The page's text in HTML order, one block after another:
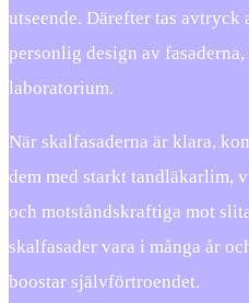
utseende. Därefter tas avtryck
personlig design av
laboratorium.
När skalfasaderna är klara,
dem med starkt tandläkarlim,
och motståndskraftiga mot
skalfasader vara i många år
boostar självförtroendet.